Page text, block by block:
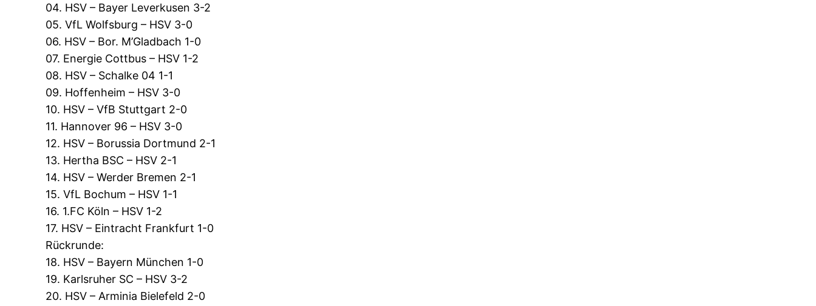
04. HSV – Bayer Leverkusen 3-2
05. VfL Wolfsburg – HSV 3-0
06. HSV – Bor. M’Gladbach 1-0
07. Energie Cottbus – HSV 1-2
08. HSV – Schalke 04 1-1
09. Hoffenheim – HSV 3-0
10. HSV – VfB Stuttgart 2-0
11. Hannover 96 – HSV 3-0
12. HSV – Borussia Dortmund 2-1
13. Hertha BSC – HSV 2-1
14. HSV – Werder Bremen 2-1
15. VfL Bochum – HSV 1-1
16. 1.FC Köln – HSV 1-2
17. HSV – Eintracht Frankfurt 1-0
Rückrunde:
18. HSV – Bayern München 1-0
19. Karlsruher SC – HSV 3-2
20. HSV – Arminia Bielefeld 2-0